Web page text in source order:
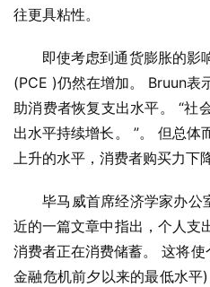
往更具粘性。
即使考虑到通货膨胀的影
(PCE )仍然在增加。 Bruun表
助消费者恢复支出水平。 “社
出水平持续增长。 ”。 但总体
上升的水平，消费者购买力下降
毕马威首席经济学家办
近的一篇文章中指出，个人支
消费者正在消费储蓄。 这将
金融危机前夕以来的最低水